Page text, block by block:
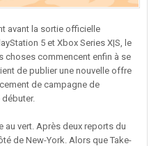
avant la sortie officielle
5 et Xbox Series X|S, le
choses commencent enfin à se
de publier une nouvelle offre
de campagne de
au vert. Après deux reports du
de New-York. Alors que Take-